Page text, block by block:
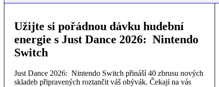
Užijte si pořádnou dávku hudební
energie s Just Dance 2026: Nintendo
Switch
Just Dance 2026: Nintendo Switch přináší 40 zbrusu nových
skladeb připravených roztančit váš obývák. Čekají na vás